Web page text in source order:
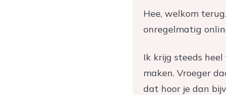
Hee, welkom
onregelmatig
Ik krijg steeds
maken. Vroeger
dat hoor je dan